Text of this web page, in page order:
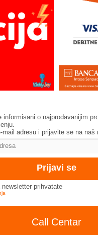
informisani o najprodavanijim
mail adresu i prijavite se na naš
newsletter prihvatate
Call Centar